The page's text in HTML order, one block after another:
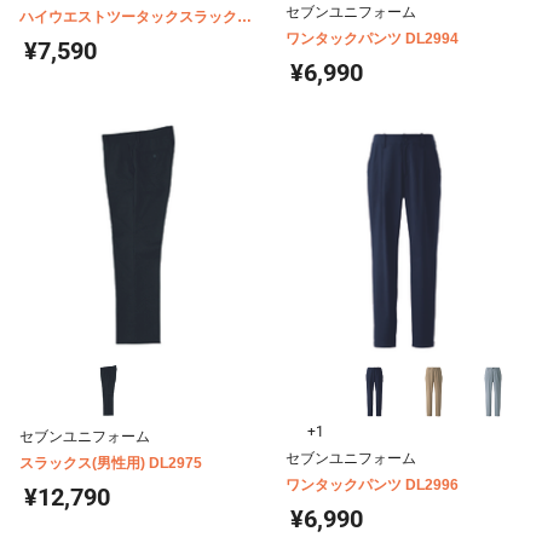
ハイウエストツータックスラックス
DL2968
¥7,590
セブンユニフォーム
ワンタックパンツ DL2994
¥6,990
セブンユニフォーム
スラックス(男性用) DL2975
¥12,790
+1
セブンユニフォーム
ワンタックパンツ DL2996
¥6,990